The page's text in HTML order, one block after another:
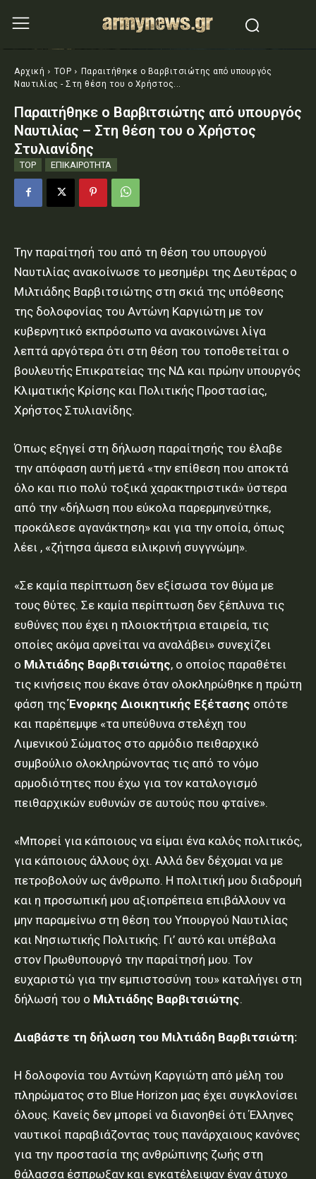
Αρχική TOP
Παραιτήθηκε ο Βαρβιτσιώτης από υπουργός
Ναυτιλίας - Στη θέση του ο Χρήστος...
Παραιτήθηκε ο Βαρβιτσιώτης από υπουργός
Ναυτιλίας – Στη θέση του ο Χρήστος
Στυλιανίδης
TOP ΕΠΙΚΑΙΡΟΤΗΤΑ
Την παραίτησή του από τη θέση του υπουργού
Ναυτιλίας ανακοίνωσε το μεσημέρι της Δευτέρας ο
Μιλτιάδης Βαρβιτσιώτης στη σκιά της υπόθεσης
της δολοφονίας του Αντώνη Καργιώτη με τον
κυβερνητικό εκπρόσωπο να ανακοινώνει λίγα
λεπτά αργότερα ότι στη θέση του τοποθετείται ο
βουλευτής Επικρατείας της ΝΔ και πρώην υπουργός
Κλιματικής Κρίσης και Πολιτικής Προστασίας,
Χρήστος Στυλιανίδης.
Όπως εξηγεί στη δήλωση παραίτησής του έλαβε
την απόφαση αυτή μετά «την επίθεση που αποκτά
όλο και πιο πολύ τοξικά χαρακτηριστικά» ύστερα
από την «δήλωση που εύκολα παρερμηνεύτηκε,
προκάλεσε αγανάκτηση» και για την οποία, όπως
λέει , «ζήτησα άμεσα ειλικρινή συγγνώμη».
«Σε καμία περίπτωση δεν εξίσωσα τον θύμα με
τους θύτες. Σε καμία περίπτωση δεν ξέπλυνα τις
ευθύνες που έχει η πλοιοκτήτρια εταιρεία, τις
οποίες ακόμα αρνείται να αναλάβει» συνεχίζει
ο Μιλτιάδης Βαρβιτσιώτης, ο οποίος παραθέτει
τις κινήσεις που έκανε όταν ολοκληρώθηκε η πρώτη
φάση τηςΈνορκης Διοικητικής Εξέτασης οπότε
και παρέπεμψε «τα υπεύθυνα στελέχη του
Λιμενικού Σώματος στο αρμόδιο πειθαρχικό
συμβούλιο ολοκληρώνοντας τις από το νόμο
αρμοδιότητες που έχω για τον καταλογισμό
πειθαρχικών ευθυνών σε αυτούς που φταίνε».
«Μπορεί για κάποιους να είμαι ένα καλός πολιτικός,
για κάποιους άλλους όχι. Αλλά δεν δέχομαι να με
πετροβολούν ως άνθρωπο. Η πολιτική μου διαδρομή
και η προσωπική μου αξιοπρέπεια επιβάλλουν να
μην παραμείνω στη θέση του Υπουργού Ναυτιλίας
και Νησιωτικής Πολιτικής. Γι’ αυτό και υπέβαλα
στον Πρωθυπουργό την παραίτησή μου. Τον
ευχαριστώ για την εμπιστοσύνη του» καταλήγει στη
δήλωσή του ο Μιλτιάδης Βαρβιτσιώτης.
Διαβάστε τη δήλωση του Μιλτιάδη Βαρβιτσιώτη:
Η δολοφονία του Αντώνη Καργιώτη από μέλη του
πληρώματος στο Blue Horizon μας έχει συγκλονίσει
όλους. Κανείς δεν μπορεί να διανοηθεί ότι Έλληνες
ναυτικοί παραβιάζοντας τους πανάρχαιους κανόνες
για την προστασία της ανθρώπινης ζωής στη
θάλασσα έσπρωξαν και εγκατέλειψαν έναν άτυχο